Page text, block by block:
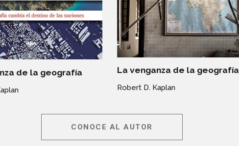
de la geografía La venganza de la geografía
Robert D. Kaplan
CONOCE AL AUTOR